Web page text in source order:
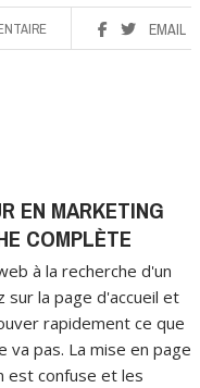
EMAIL
EN MARKETING
COMPLÈTE
à la recherche d'un
sur la page d'accueil et
rapidement ce que
va pas. La mise en page
est confuse et les